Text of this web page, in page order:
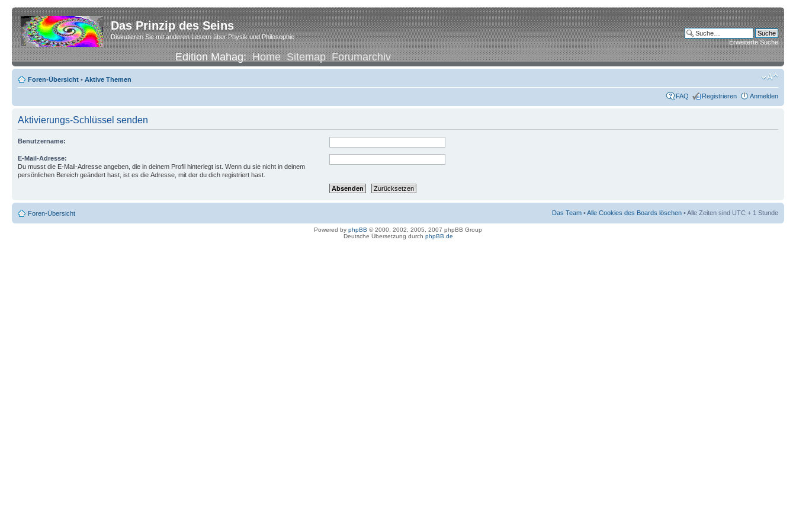
Das Prinzip des Seins
Diskutieren Sie mit anderen Lesern über Physik und Philosophie
Edition Mahag:Home Sitemap Forumarchiv
Erweiterte Suche
Foren-Übersicht • Aktive Themen
FAQ Registrieren Anmelden
Aktivierungs-Schlüssel senden
Benutzername:
E-Mail-Adresse:
Du musst die E-Mail-Adresse angeben, die in deinem Profil hinterlegt ist. Wenn du sie nicht in deinem
persönlichen Bereich geändert hast, ist es die Adresse, mit der du dich registriert hast.
Foren-Übersicht Das Team •Alle Cookies des Boards löschen • Alle Zeiten sind UTC + 1 Stunde
Powered by phpBB © 2000, 2002, 2005, 2007 phpBB Group
Deutsche Übersetzung durch phpBB.de